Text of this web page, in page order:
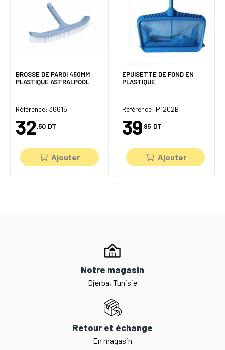
BROSSE DE PAROI 450MM
PLASTIQUE ASTRALPOOL
Référence: 36615
32,50 DT
Ajouter
ÉPUISETTE DE FOND EN
PLASTIQUE
Référence: P1202B
39,95 DT
Ajouter
Notre magasin
Djerba, Tunisie
Retour et échange
En magasin